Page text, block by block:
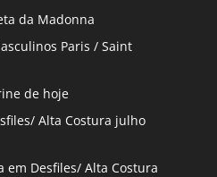
da Madonna
Paris / Saint
de hoje
Alta Costura julho
em Desfiles/ Alta Costura